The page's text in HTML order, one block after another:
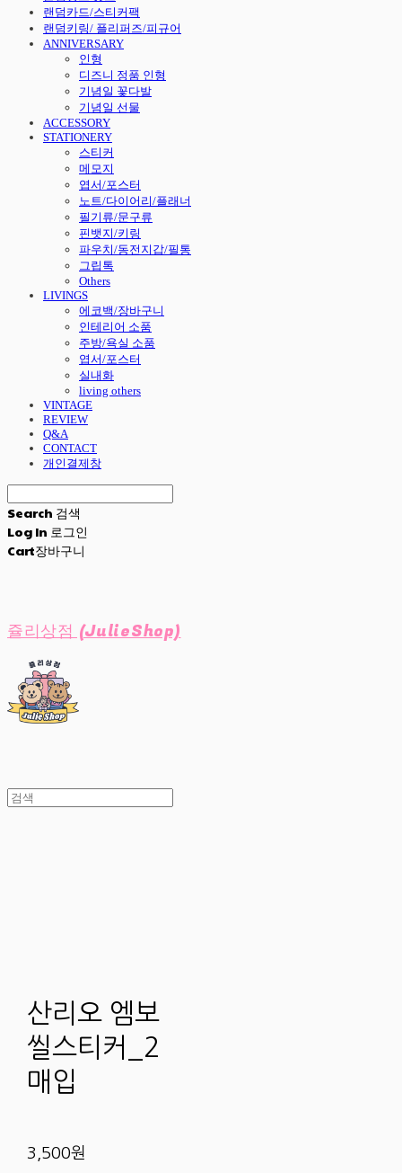
랜덤카드/스티커팩
랜덤키링/ 플리퍼즈/피규어
ANNIVERSARY
인형
디즈니 정품 인형
기념일 꽃다발
기념일 선물
ACCESSORY
STATIONERY
스티커
메모지
엽서/포스터
노트/다이어리/플래너
필기류/문구류
핀뱃지/키링
파우치/동전지갑/필통
그립톡
Others
LIVINGS
에코백/장바구니
인테리어 소품
주방/욕실 소품
엽서/포스터
실내화
living others
VINTAGE
REVIEW
Q&A
CONTACT
개인결제창
Search 검색
Log In 로그인
Cart장바구니
쥴리상점 (JulieShop)
산리오 엠보
씰스티커_2
매입
3,500원